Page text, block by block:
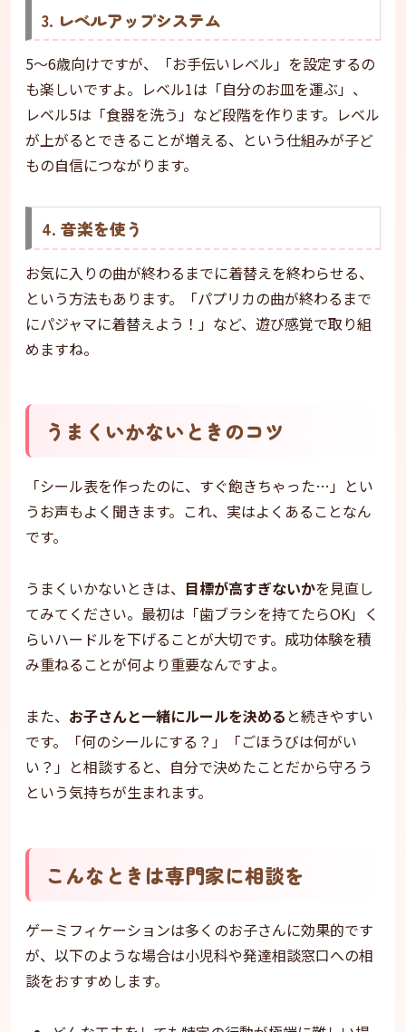
3. レベルアップシステム
5〜6歳向けですが、「お手伝いレベル」を設定するの
も楽しいですよ。レベル1は「自分のお皿を運ぶ」、
レベル5は「食器を洗う」など段階を作ります。レベル
が上がるとできることが増える、という仕組みが子ど
もの自信につながります。
4. 音楽を使う
お気に入りの曲が終わるまでに着替えを終わらせる、
という方法もあります。「パプリカの曲が終わるまで
にパジャマに着替えよう！」など、遊び感覚で取り組
めますね。
うまくいかないときのコツ
「シール表を作ったのに、すぐ飽きちゃった…」とい
うお声もよく聞きます。これ、実はよくあることなん
です。
うまくいかないときは、 目標が高すぎないかを見直し
てみてください。最初は「歯ブラシを持てたらOK」く
らいハードルを下げることが大切です。成功体験を積
み重ねることが何より重要なんですよ。
また、 お子さんと一緒にルールを決める と続きやすい
です。「何のシールにする？」「ごほうびは何がい
い？」と相談すると、自分で決めたことだから守ろう
という気持ちが生まれます。
こんなときは専門家に相談を
ゲーミフィケーションは多くのお子さんに効果的です
が、以下のような場合は小児科や発達相談窓口への相
談をおすすめします。